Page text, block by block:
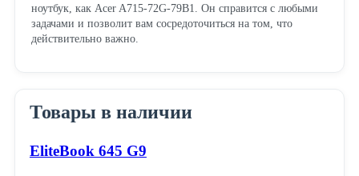
ноутбук, как Acer A715-72G-79B1. Он справится с любыми
задачами и позволит вам сосредоточиться на том, что
действительно важно.
Товары в наличии
EliteBook 645 G9